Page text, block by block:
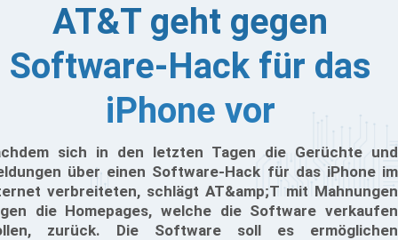
AT&T geht gegen
Software-Hack für das
iPhone vor
sich in den letzten Tagen die Gerüchte und
über einen Software-Hack für das iPhone im
verbreiteten, schlägt AT&amp;T mit Mahnungen
die Homepages, welche die Software verkaufen
zurück. Die Software soll es ermöglichen